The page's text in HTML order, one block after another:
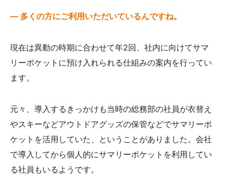
— 多くの方にご利用いただいているんですね。
現在は異動の時期に合わせて年2回、社内に向けてサマ
リーポケットに預け入れられる仕組みの案内を行ってい
ます。
元々、導入するきっかけも当時の総務部の社員が衣替え
やスキーなどアウトドアグッズの保管などでサマリーポ
ケットを活用していた、ということがありました。会社
で導入してから個人的にサマリーポケットを利用してい
る社員もいるようです。